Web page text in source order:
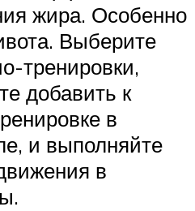
жира. Особенно
Выберите
тренировки,
добавить к
в
и выполняйте
в